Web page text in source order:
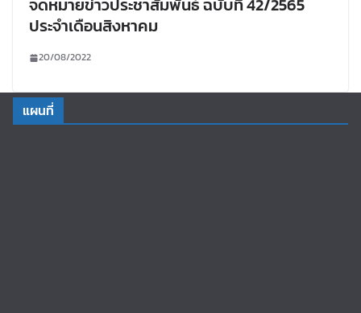
จดหมายข่าวประชาสัมพันธ์ ฉบับที่ 42/2565
ประจำเดือนสิงหาคม
20/08/2022
แผนที่